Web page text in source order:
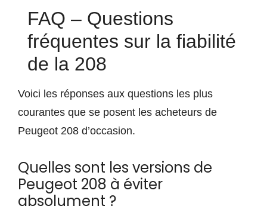
FAQ – Questions
fréquentes sur la fiabilité
de la 208
Voici les réponses aux questions les plus
courantes que se posent les acheteurs de
Peugeot 208 d’occasion.
Quelles sont les versions de
Peugeot 208 à éviter
absolument ?